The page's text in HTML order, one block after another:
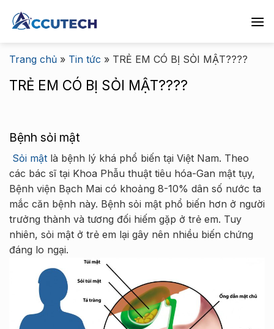
đến
dung
Trang chủ » Tin tức » TRẺ EM CÓ BỊ SỎI MẬT????
TRẺ EM CÓ BỊ SỎI MẬT????
Bệnh sỏi mật
Sỏi mật là bệnh lý khá phổ biến tại Việt Nam. Theo
các bác sĩ tại Khoa Phẫu thuật tiêu hóa-Gan mật tụy,
Bệnh viện Bạch Mai có khoảng 8-10% dân số nước ta
mắc căn bệnh này. Bệnh sỏi mật phổ biến hơn ở người
trưởng thành và tương đối hiếm gặp ở trẻ em. Tuy
nhiên, sỏi mật ở trẻ em lại gây nên nhiều biến chứng
đáng lo ngại.